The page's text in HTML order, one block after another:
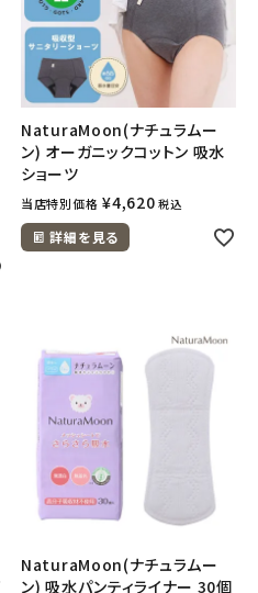
NaturaMoon(ナチュラムー
ン) オーガニックコットン 吸水
ショーツ
当店特別価格 ¥4,620 税込
詳細を見る
NaturaMoon(ナチュラムー
ン) 吸水パンティライナー 30個